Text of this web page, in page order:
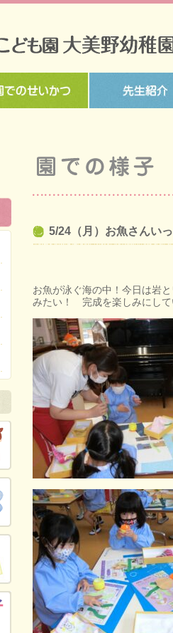
5/24（月）お魚さんい
お魚が泳ぐ海の中！今日は岩
みたい！ 完成を楽しみにして